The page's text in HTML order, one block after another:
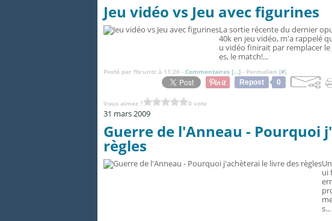
Jeu vidéo vs Jeu avec figurines
La sortie récente du dernier
40k en jeu vidéo, m'a rappelé
u vidéo finirait par remplacer le
es, le match!...
Posté par fbruntz à 11:26 - Commentaires […] - Permalien [#]
Repost
0
Vous aimez ? 0 vote
31 mars 2009
Guerre de l'Anneau - Pourquoi
règles
ui
s...